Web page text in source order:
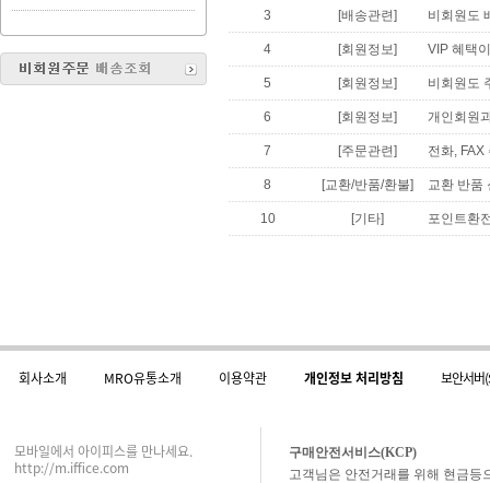
3 [배송관련] 비회원도
4 [회원정보] VIP 혜택
5 [회원정보] 비회원도
6 [회원정보] 개인회원
7 [주문관련] 전화,
8 [교환/반품/환불] 교환 반품
10 [기타] 포인트환
회사소개 MRO유통소개 이용약관 개인정보 처리방침 보안서버
모바일에서 아이피스를 만나세요.
http://m.iffice.com
구매안전서비스(KCP)
고객님은 안전거래를 위해 현금등